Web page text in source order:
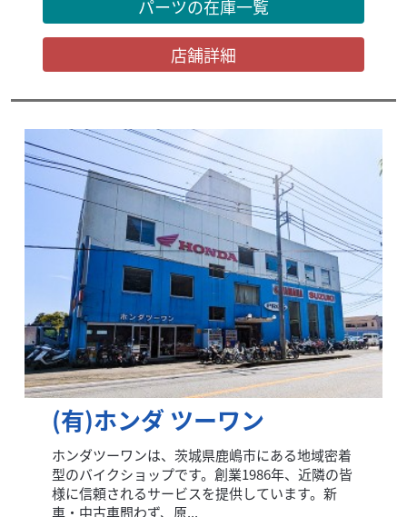
パーツの在庫一覧
店舗詳細
(有)ホンダ ツーワン
ホンダツーワンは、茨城県鹿嶋市にある地域密着
型のバイクショップです。創業1986年、近隣の皆
様に信頼されるサービスを提供しています。新
車・中古車問わず、原...